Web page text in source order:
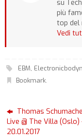
su
più
top del
Vedi
EBM,
Bookmark.
Thomas
Live @ The Villa (Oslo)
20.01.2017